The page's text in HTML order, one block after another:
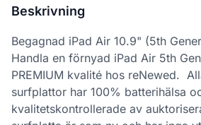
Beskrivning
Begagnad iPad Air 10.9" (5th
Handla en förnyad iPad Air 5th
PREMIUM kvalité hos reNewed.
surfplattor har 100% batterihälsa
kvalitetskontrollerade av